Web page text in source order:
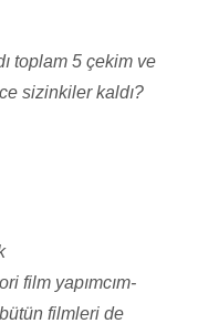
toplam 5 çekim ve
sizinkiler kaldı?
film yapımcım-
filmleri de